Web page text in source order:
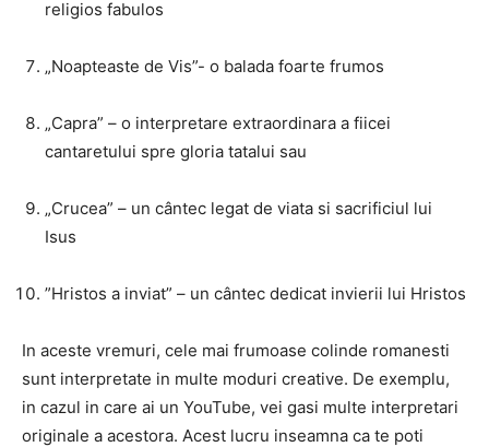
religios fabulos
„Noapteaste de Vis”- o balada foarte frumos
„Capra” – o interpretare extraordinara a fiicei
cantaretului spre gloria tatalui sau
„Crucea” – un cântec legat de viata si sacrificiul lui
Isus
”Hristos a inviat” – un cântec dedicat invierii lui Hristos
In aceste vremuri, cele mai frumoase colinde romanesti
sunt interpretate in multe moduri creative. De exemplu,
in cazul in care ai un YouTube, vei gasi multe interpretari
originale a acestora. Acest lucru inseamna ca te poti